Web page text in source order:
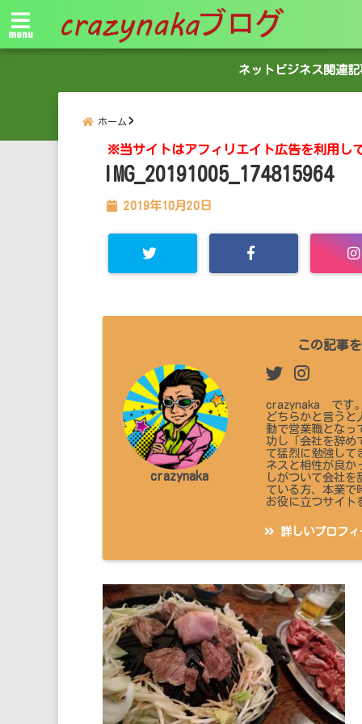
menu
ネットビジネス関連記
ホーム
※当サイトはアフィリエイト広告を利用し
IMG_20191005_174815964
2019年10月20日
この記事
crazynaka
crazynaka です。
どちらかと言うと
動で営業職となっ
功し「会社を辞め
て猛烈に勉強して
ネスと相性が良か
しがついて会社
ている方、本業で
お役に立つサイト
詳しいプロフ